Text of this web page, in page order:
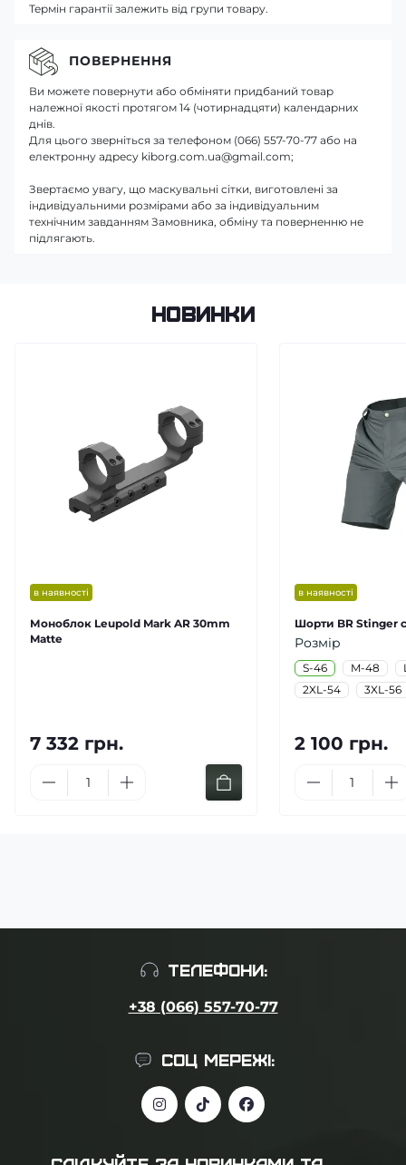
Термін гарантії залежить від групи товару.
ПОВЕРНЕННЯ
Ви можете повернути або обміняти придбаний товар
належної якості протягом 14 (чотирнадцяти) календарних
днів.
Для цього зверніться за телефоном (066) 557-70-77 або на
електронну адресу kiborg.com.ua@gmail.com;
Звертаємо увагу, що маскувальні сітки, виготовлені за
індивідуальними розмірами або за індивідуальним
технічним завданням Замовника, обміну та поверненню не
підлягають.
Новинки
в наявності
Моноблок Leupold Mark AR 30mm
Matte
7 332 грн.
в наявності
Шорти BR Stinger
Розмір
S-46 M-48
2XL-54
3XL-56
2 100 грн.
ТЕЛЕФОНИ:
+38 (066) 557-70-77
СОЦ МЕРЕЖІ: